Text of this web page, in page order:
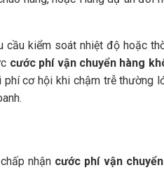
cầu kiểm soát nhiệt độ hoặc
cước phí vận chuyển hàng
cơ hội khi chậm trễ thường
nhận cước phí vận